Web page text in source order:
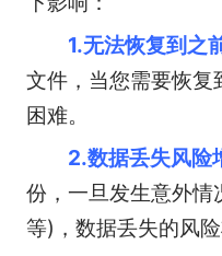
1.无法恢复到之
文件，当您需要恢复
困难。
2.数据丢失风险
份，一旦发生意外
等)，数据丢失的风险